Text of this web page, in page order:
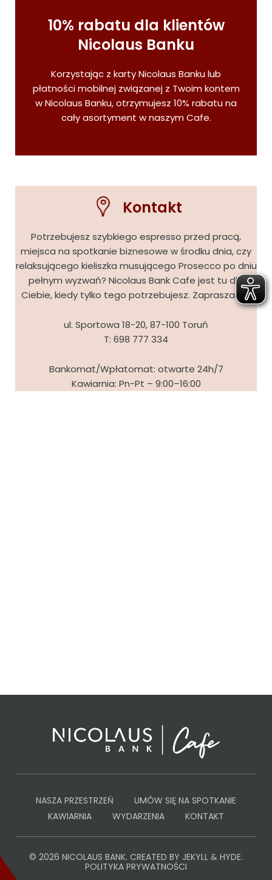
10% rabatu dla klientów
Nicolaus Banku
Korzystając z karty Nicolaus Banku lub
płatności mobilnej związanej z Twoim kontem
w Nicolaus Banku, otrzymujesz 10% rabatu na
cały asortyment w naszym Cafe.
Kontakt
Potrzebujesz szybkiego espresso przed pracą,
miejsca na spotkanie biznesowe w środku dnia, czy
relaksującego kieliszka musującego Prosecco po dniu
pełnym wyzwań? Nicolaus Bank Cafe jest tu dla
Ciebie, kiedy tylko tego potrzebujesz. Zapraszamy!
ul. Sportowa 18-20, 87-100 Toruń
T: 698 777 334
Bankomat/Wpłatomat: otwarte 24h/7
Kawiarnia: Pn-Pt – 9:00–16:00
NASZA PRZESTRZEŃ
UMÓW SIĘ NA SPOTKANIE
KAWIARNIA
WYDARZENIA KONTAKT
© 2026 NICOLAUS BANK. CREATED BY JEKYLL & HYDE.
POLITYKA PRYWATNOŚCI